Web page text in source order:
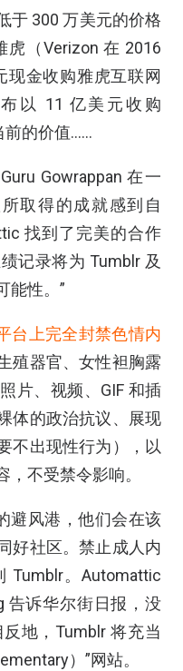
于 300 万美元的价格
（Verizon 在 2016
现金收购雅虎互联网
以 11 亿美元收购
前的价值……
Gowrappan 在一
取得的成就感到自
找到了完美的合作
记录将为 Tumblr 及
能性。”
台上完全封禁色情内
殖器官、女性袒胸露
片、视频、GIF 和插
体的政治抗议、展现
不出现性行为），以
不受禁令影响。
避风港，他们会在该
好社区。禁止成人内
Tumblr。Automattic
告诉华尔街日报，没
地，Tumblr 将充当
）”网站。